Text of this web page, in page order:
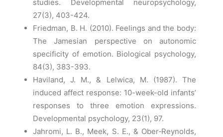
studies. Developmental neuropsychology,
27(3), 403-424.
Friedman, B. H. (2010). Feelings and the body:
The Jamesian perspective on autonomic
specificity of emotion. Biological psychology,
84(3), 383-393.
Haviland, J. M., & Lelwica, M. (1987). The
induced affect response: 10-week-old infants’
responses to three emotion expressions.
Developmental psychology, 23(1), 97.
Jahromi, L. B., Meek, S. E., & Ober‐Reynolds,